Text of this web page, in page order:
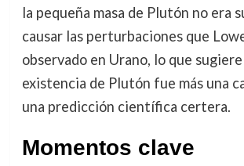
la pequeña masa de Plutón no era
causar las perturbaciones que
observado en Urano, lo que
existencia de Plutón fue más una
una predicción científica certera.
Momentos clave